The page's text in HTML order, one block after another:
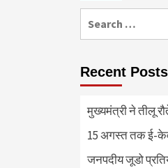
for:
Recent Posts
मुख्यमंत्री ने तीलू
15 अगस्त तक ई-
जनपदीय जूडो